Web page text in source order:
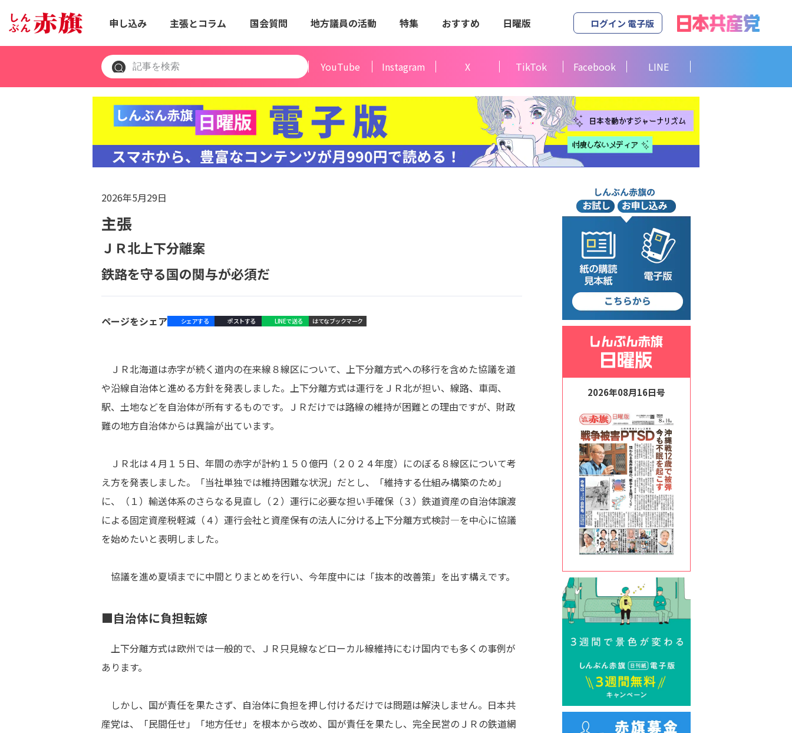
申し込み 主張とコラム 国会質問 地方議員の活動 特集 おすすめ 日曜版 ログイン 電子版
YouTube Instagram X TikTok Facebook LINE
2026年5月29日
主張
ＪＲ北上下分離案
鉄路を守る国の関与が必須だ
ページをシェア シェアする ポストする LINEで送る はてなブックマーク
ＪＲ北海道は赤字が続く道内の在来線８線区について、上下分離方式への移行を含めた協議を道
や沿線自治体と進める方針を発表しました。上下分離方式は運行をＪＲ北が担い、線路、車両、
駅、土地などを自治体が所有するものです。ＪＲだけでは路線の維持が困難との理由ですが、財政
難の地方自治体からは異論が出ています。
ＪＲ北は４月１５日、年間の赤字が計約１５０億円（２０２４年度）にのぼる８線区について考
え方を発表しました。「当社単独では維持困難な状況」だとし、「維持する仕組み構築のため」
に、（１）輸送体系のさらなる見直し（２）運行に必要な担い手確保（３）鉄道資産の自治体譲渡
による固定資産税軽減（４）運行会社と資産保有の法人に分ける上下分離方式検討―を中心に協議
を始めたいと表明しました。
協議を進め夏頃までに中間とりまとめを行い、今年度中には「抜本的改善策」を出す構えです。
■自治体に負担転嫁
上下分離方式は欧州では一般的で、ＪＲ只見線などローカル線維持にむけ国内でも多くの事例が
あります。
しかし、国が責任を果たさず、自治体に負担を押し付けるだけでは問題は解決しません。日本共
産党は、「民間任せ」「地方任せ」を根本から改め、国が責任を果たし、完全民営のＪＲの鉄道網
2026年08月16日号